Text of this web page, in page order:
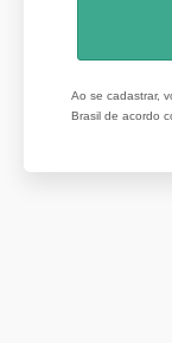
Ao se cadastrar,
Brasil de acordo